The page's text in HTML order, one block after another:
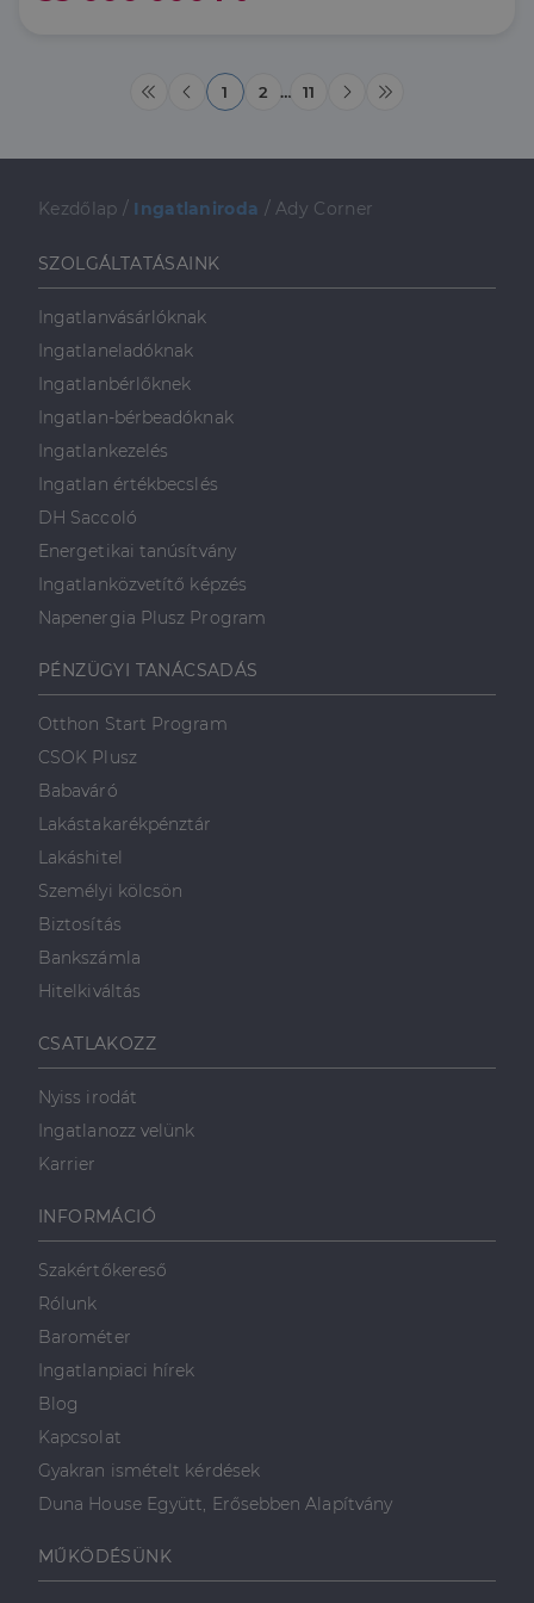
1 2 … 11
Kezdőlap / Ingatlaniroda /Ady Corner
SZOLGÁLTATÁSAINK
Ingatlanvásárlóknak
Ingatlaneladóknak
Ingatlanbérlőknek
Ingatlan-bérbeadóknak
Ingatlankezelés
Ingatlan értékbecslés
DH Saccoló
Energetikai tanúsítvány
Ingatlanközvetítő képzés
Napenergia Plusz Program
PÉNZÜGYI TANÁCSADÁS
Otthon Start Program
CSOK Plusz
Babaváró
Lakástakarékpénztár
Lakáshitel
Személyi kölcsön
Biztosítás
Bankszámla
Hitelkiváltás
CSATLAKOZZ
Nyiss irodát
Ingatlanozz velünk
Karrier
INFORMÁCIÓ
Szakértőkereső
Rólunk
Barométer
Ingatlanpiaci hírek
Blog
Kapcsolat
Gyakran ismételt kérdések
Duna House Együtt, Erősebben Alapítvány
MŰKÖDÉSÜNK